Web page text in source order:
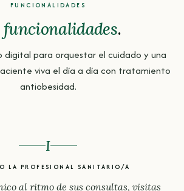
FUNCIONALIDADES
funcionalidades.
digital para orquestar el cuidado y una
viva el día a día con tratamiento
antiobesidad.
I
LA PROFESIONAL SANITARIO/A
al ritmo de sus consultas, visitas